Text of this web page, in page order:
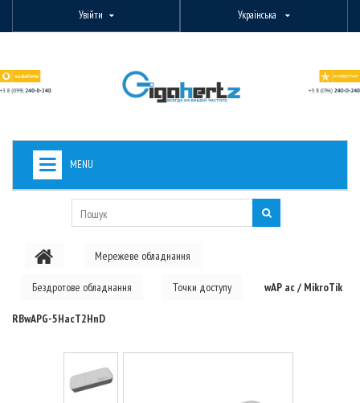
Увійти Українська
MENU
PON ОБЛАДНАННЯ
Мережеве обладнання
Бездротове обладнання Точки доступу wAP ac / MikroTik
RBwAPG-5HacT2HnD